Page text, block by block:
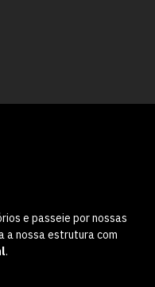
e passeie por nossas
a nossa estrutura com
.